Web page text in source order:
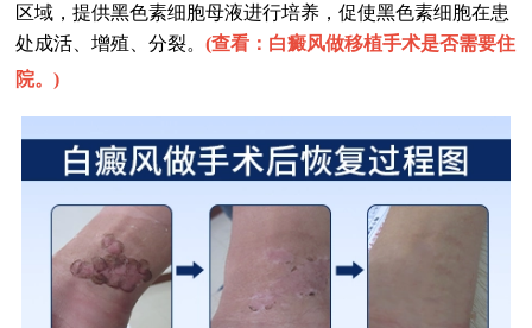
区域，提供黑色素细胞母液进行培养，促使黑色素细胞在患
处成活、增殖、分裂。(查看：白癜风做移植手术是否需要住
院。)